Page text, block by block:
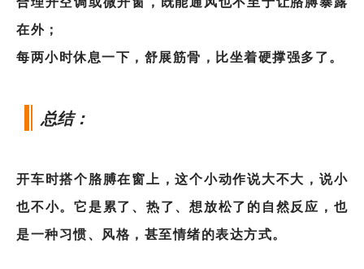
在外；
每两小时休息一下，舒展筋骨，比坐着硬撑强多了。
总结：
开车时搭个胳膊在窗上，这个小动作说大不大，说小
也不小。它是累了、热了、想放松了的自然反应，也
是一种习惯、风格，甚至情绪的表达方式。